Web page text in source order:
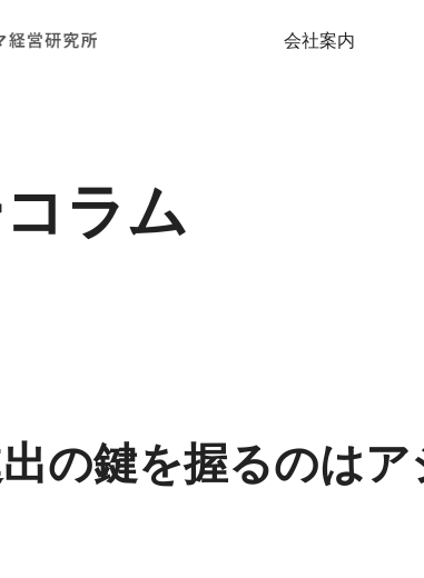
会社案内
ラム
の鍵を握るのは